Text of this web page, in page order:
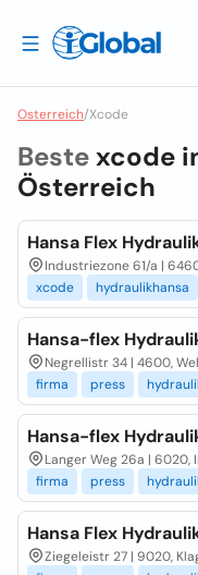
Osterreich/Xcode
Bestexcode
Österreich
Hansa Flex
Industriezone 61/a |
xcode
hydraulikhansa
Hansa-flex
Negrellistr 34 | 4600,
firma
press
Hansa-flex
Langer Weg 26a | 6020,
firma
press
Hansa Flex
Ziegeleistr 27 | 9020,